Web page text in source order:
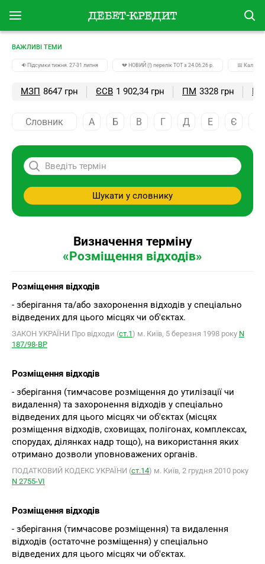
ВАЖЛИВІ ТЕМИ
🔉Підсумки тижня. 27-31 липня 💔 НОВИЙ (!) перелік ТОТ з 24.06.26 р. 📅
МЗП 8647 грн ЄСВ 1 902,34 грн ПМ 3328 грн
Словник А Б В Г Д Е Є
Шукати у словнику
Визначення терміну
«Розміщення відходів»
Розміщення відходів
- зберігання та/або захоронення відходів у спеціально
відведених для цього місцях чи об'єктах.
ЗАКОН УКРАЇНИ Про відходи (ст.1) м. Київ, 5 березня 1998 року N
187/98-ВР
Розміщення відходів
- зберігання (тимчасове розміщення до утилізації чи
видалення) та захоронення відходів у спеціально
відведених для цього місцях чи об'єктах (місцях
розміщення відходів, сховищах, полігонах, комплексах,
спорудах, ділянках надр тощо), на використання яких
отримано дозволи уповноважених органів.
ПОДАТКОВИЙ КОДЕКС УКРАЇНИ (ст.14) м. Київ, 2 грудня 2010 року
N 2755-VІ
Розміщення відходів
- зберігання (тимчасове розміщення) та видалення
відходів (остаточне розміщення) у спеціально
відведених для цього місцях чи об'єктах.